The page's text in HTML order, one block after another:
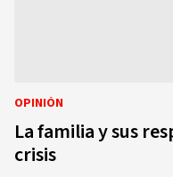
OPINIÓN
La familia y sus
crisis